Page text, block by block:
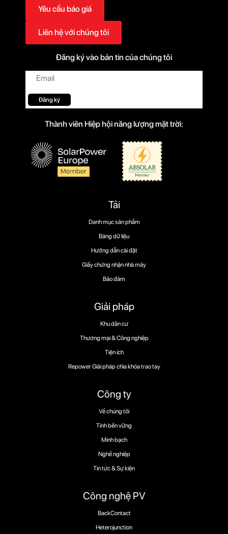
Công nghệ PV
BackContact
Heterojunction
Công ty
Về chúng tôi
Tính bền vững
Minh bạch
Nghề nghiệp
Tin tức & Sự kiện
Giải pháp
Khu dân cư
Thương mại & Công nghiệp
Tiện ích
Repower Giải pháp chìa khóa trao tay
Tải
Danh mục sản phẩm
Bảng dữ liệu
Hướng dẫn cài đặt
Giấy chứng nhận nhà máy
Bảo đảm
Yêu cầu báo giá
Liên hệ với chúng tôi
Đăng ký vào bản tin của chúng tôi
Thư
điện
Đăng ký
Thành viên Hiệp hội năng lượng mặt trời: